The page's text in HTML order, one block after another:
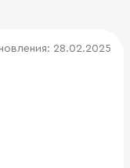
28.02.2025